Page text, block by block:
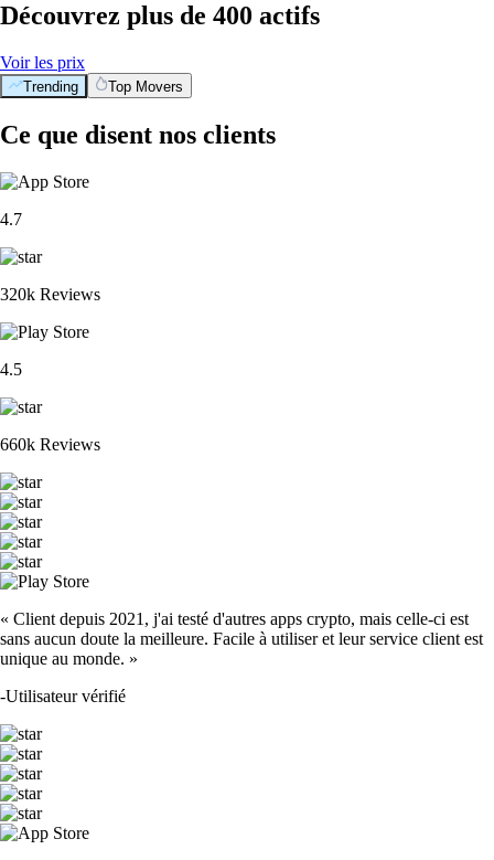
Découvrez plus de 400 actifs
Voir les prix
Trending Top Movers
Ce que disent nos clients
4.7
320k Reviews
4.5
660k Reviews
« Client depuis 2021, j'ai testé d'autres apps crypto, mais celle-ci est
sans aucun doute la meilleure. Facile à utiliser et leur service client est
unique au monde. »
-Utilisateur vérifié